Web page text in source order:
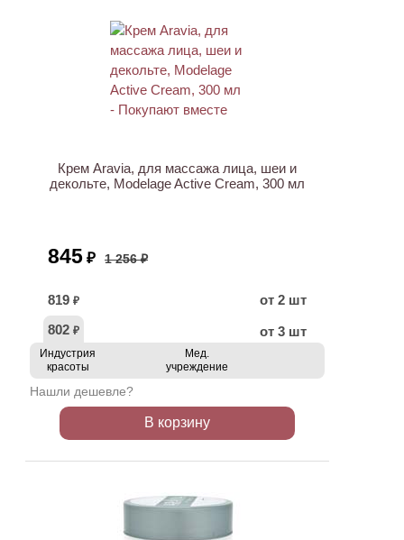
Крем Aravia, для массажа лица, шеи и
декольте, Modelage Active Cream, 300 мл
845 ₽ 1 256 ₽
819 ₽
от 2 шт
802 ₽ от 3 шт
Индустрия
красоты
Мед.
учреждение
Нашли дешевле?
В корзину